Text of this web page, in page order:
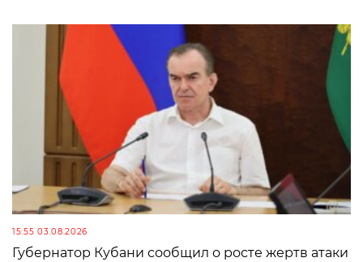
15:55 03.08.2026
Губернатор Кубани сообщил о росте жертв атаки